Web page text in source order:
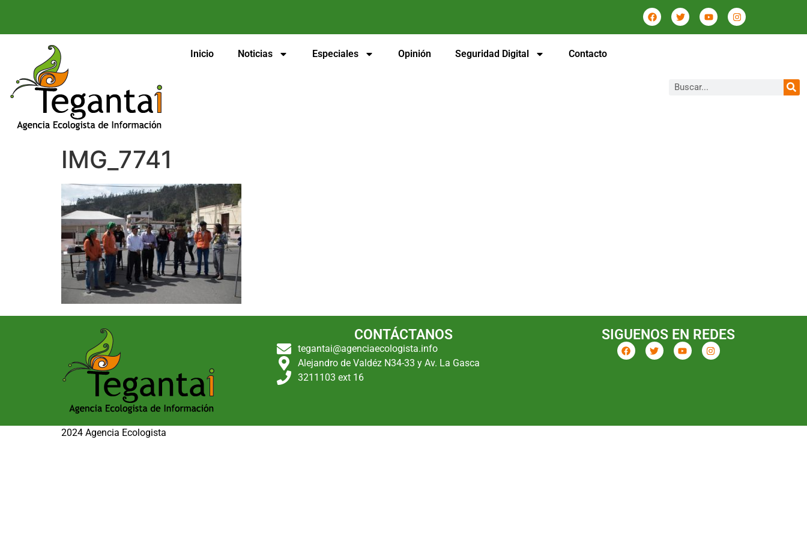
Inicio Noticias Especiales Opinión Seguridad Digital Contacto
IMG_7741
CONTÁCTANOS
tegantai@agenciaecologista.info
Alejandro de Valdéz N34-33 y Av. La Gasca
3211103 ext 16
SIGUENOS EN REDES
2024 Agencia Ecologista